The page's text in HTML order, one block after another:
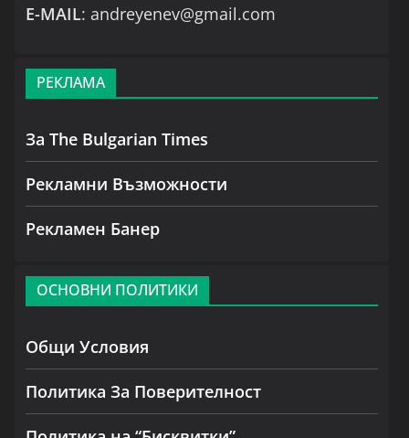
Е-MAIL: andreyenev@gmail.com
РЕКЛАМА
За The Bulgarian Times
Рекламни Възможности
Рекламен Банер
ОСНОВНИ ПОЛИТИКИ
Общи Условия
Политика За Поверителност